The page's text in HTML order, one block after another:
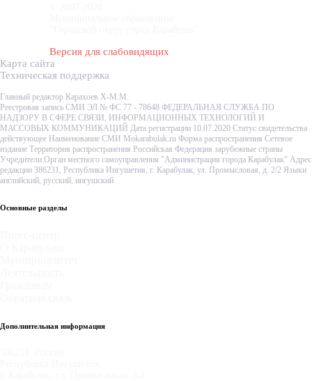
Версия для слабовидящих
Карта сайта
Техническая поддержка
Главный редактор Карахоев Х-М.М.
Реестровая запись СМИ ЭЛ № ФС 77 - 78648 ФЕДЕРАЛЬНАЯ СЛУЖБА ПО
НАДЗОРУ В СФЕРЕ СВЯЗИ, ИНФОРМАЦИОННЫХ ТЕХНОЛОГИЙ И
МАССОВЫХ КОММУНИКАЦИЙ Дата регистрации 10.07.2020 Статус свидетельства
действующее Наименование СМИ Mokarabulak.ru Форма распространения Сетевое
издание Территория распространения Российская Федерация зарубежные страны
Учредители Орган местного самоуправления "Администрация города Карабулак" Адрес
редакции 386231, Республика Ингушетия, г. Карабулак, ул. Промысловая, д. 2/2 Языки
английский, русский, ингушский
Основные разделы
Дополнительная информация